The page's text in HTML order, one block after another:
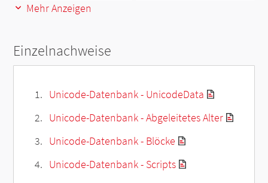
Mehr Anzeigen
Einzelnachweise
Unicode-Datenbank - UnicodeData
Unicode-Datenbank - Abgeleitetes Alter
Unicode-Datenbank - Blöcke
Unicode-Datenbank - Scripts